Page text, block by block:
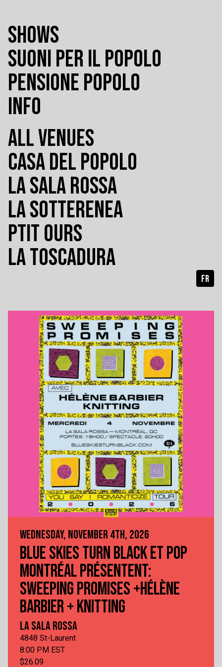
SHOWS
SUONI PER IL POPOLO
PENSIONE POPOLO
INFO
ALL VENUES
CASA DEL POPOLO
LA SALA ROSSA
LA SOTTERENEA
PTIT OURS
LA TOSCADURA
FR
WEDNESDAY, NOVEMBER 4TH, 2026
BLUE SKIES TURN BLACK ET POP
MONTRÉAL PRÉSENTENT:
SWEEPING PROMISES +HÉLÈNE
BARBIER + KNITTING
LA SALA ROSSA
4848 St-Laurent
8:00 PM EST
$26.09